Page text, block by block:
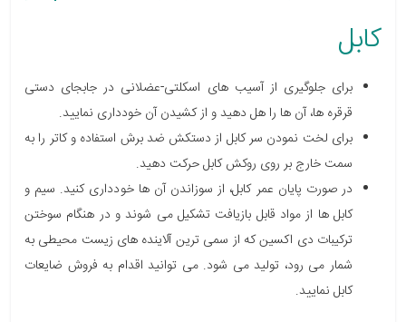
کابل
برای جلوگیری از آسیب های اسکلتی-عضلانی در جابجای دستی
قرقره ها، آن ها را هل دهید و از کشیدن آن خودداری نمایید.
برای لخت نمودن سر کابل از دستکش ضد برش استفاده و کاتر را به
سمت خارج بر روی روکش کابل حرکت دهید.
در صورت پایان عمر کابل، از سوزاندن آن ها خودداری کنید. سیم و
کابل ها از مواد قابل بازیافت تشکیل می شوند و در هنگام سوختن
ترکیبات دی اکسین که از سمی ترین آلاینده های زیست محیطی به
شمار می رود، تولید می شود. می توانید اقدام به فروش ضایعات
کابل نمایید.